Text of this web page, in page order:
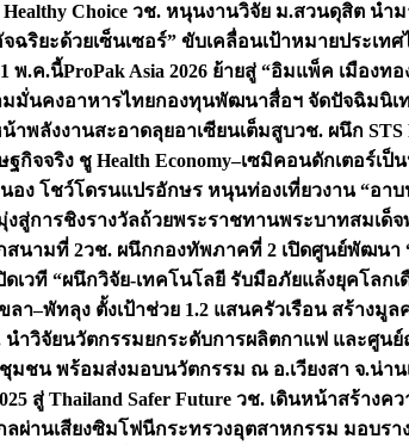
Choice วช. หนุนงานวิจัย ม.สวนดุสิต นำม
ริยะด้วยเซ็นเซอร์” ขับเคลื่อนเป้าหมายประเท
พ.ค.นี้ProPak Asia 2026 ย้ายสู่ “อิมแพ็ค เมือง
มมั่นคงอาหารไทยกองทุนพัฒนาสื่อฯ จัดปัจฉิมนิเท
าพลังงานสะอาดลุยอาเซียนเต็มสูบวช. ผนึก
กิจจริง ชู Health Economy–เซมิคอนดักเตอร์เป็
อง โชว์โดรนแปรอักษร หนุนท่องเที่ยวงาน “อาบ
สู่การชิงรางวัลถ้วยพระราชทานพระบาทสมเด็จ
สนามที่ 2วช. ผนึกกองทัพภาคที่ 2 เปิดศูนย์พัฒนา
ดเวที “ผนึกวิจัย-เทคโนโลยี รับมือภัยแล้งยุคโลกเ
–พัทลุง ตั้งเป้าช่วย 1.2 แสนครัวเรือน สร้างมูล
นำวิจัยนวัตกรรมยกระดับการผลิตกาแฟ และศู
ชน พร้อมส่งมอบนวัตกรรม ณ อ.เวียงสา จ.น่าน
สู่ Thailand Safer Future วช. เดินหน้าสร้างค
ลผ่านเสียงซิมโฟนีกระทรวงอุตสาหกรรม มอบรา